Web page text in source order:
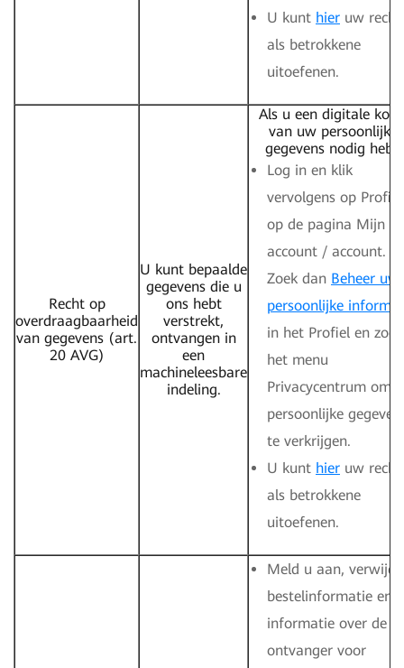
U kunt hier uw
als betrokkene
uitoefenen.
Recht op
overdraagbaarheid
van gegevens (art.
20 AVG)
U kunt bepaalde
gegevens die u
ons hebt
verstrekt,
ontvangen in
een
machineleesbare
indeling.
Als u een digitale
van uw persoonlijke
gegevens nodig hebt:
Log in en klik
vervolgens op Profiel
op de pagina Mijn
account / account.
Zoek dan Beheer uw
persoonlijke
in het Profiel en zoek
het menu
Privacycentrum om
persoonlijke
te verkrijgen.
U kunt hier uw
als betrokkene
uitoefenen.
Meld u aan,
bestelinformatie en
informatie over de
ontvanger voor